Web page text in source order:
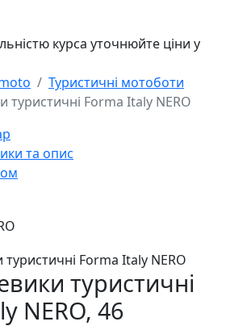
курса уточнюйте ціни у
Туристичні мотоботи
туристичні Forma Italy NERO
та опис
туристичні
NERO, 46